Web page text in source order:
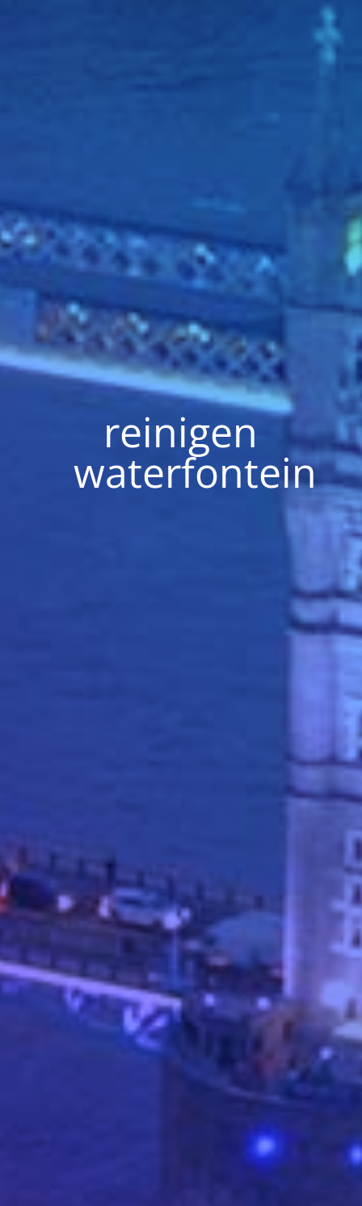
reinigen
waterfontein